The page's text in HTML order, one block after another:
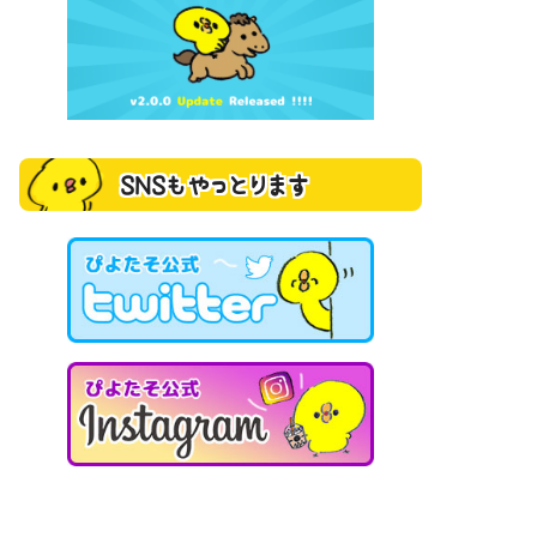
SNSもやっとります